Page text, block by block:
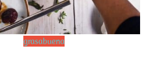
grasabuena